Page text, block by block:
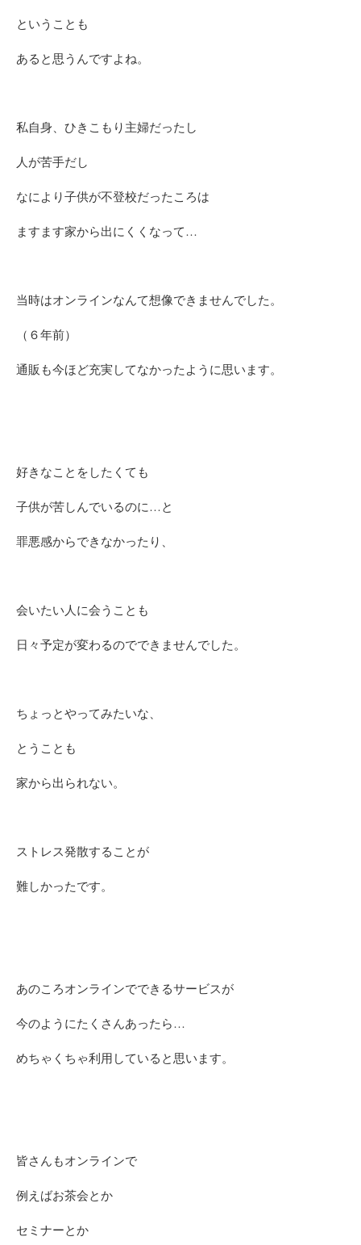
ということも
あると思うんですよね。
私自身、ひきこもり主婦だったし
人が苦手だし
なにより子供が不登校だったころは
ますます家から出にくくなって…
当時はオンラインなんて想像できませんでした。
（６年前）
通販も今ほど充実してなかったように思います。
好きなことをしたくても
子供が苦しんでいるのに…と
罪悪感からできなかったり、
会いたい人に会う ことも
日々予定が変わるのでできませんでした。
ちょっとやってみたいな、
とうことも
家から出られない。
ストレス発散することが
難しかったです。
あのころオンラインでできるサービスが
今のようにたくさんあったら…
めちゃくちゃ利用していると思います。
皆さんもオンラインで
例えばお茶会とか
セミナーとか